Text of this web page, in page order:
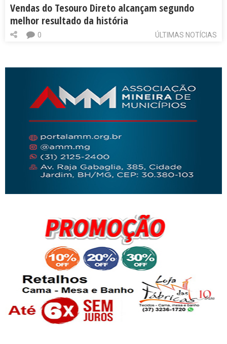
Vendas do Tesouro Direto alcançam segundo
melhor resultado da história
ÚLTIMAS NOTÍCIAS
0